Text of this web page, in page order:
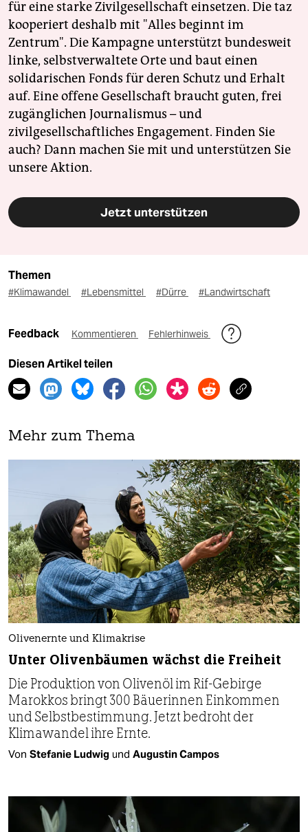
für eine starke Zivilgesellschaft einsetzen. Die taz
kooperiert deshalb mit "Alles beginnt im
Zentrum". Die Kampagne unterstützt bundesweit
linke, selbstverwaltete Orte und baut einen
solidarischen Fonds für deren Schutz und Erhalt
auf. Eine offene Gesellschaft braucht guten, frei
zugänglichen Journalismus – und
zivilgesellschaftliches Engagement. Finden Sie
auch? Dann machen Sie mit und unterstützen Sie
unsere Aktion.
Jetzt unterstützen
Themen
#Klimawandel #Lebensmittel #Dürre #Landwirtschaft
Feedback Kommentieren Fehlerhinweis
Diesen Artikel teilen
Mehr zum Thema
Olivenernte und Klimakrise
Unter Olivenbäumen wächst die Freiheit
Die Produktion von Olivenöl im Rif-Gebirge
Marokkos bringt 300 Bäuerinnen Einkommen
und Selbstbestimmung. Jetzt bedroht der
Klimawandel ihre Ernte.
Von Stefanie Ludwig und Augustin Campos